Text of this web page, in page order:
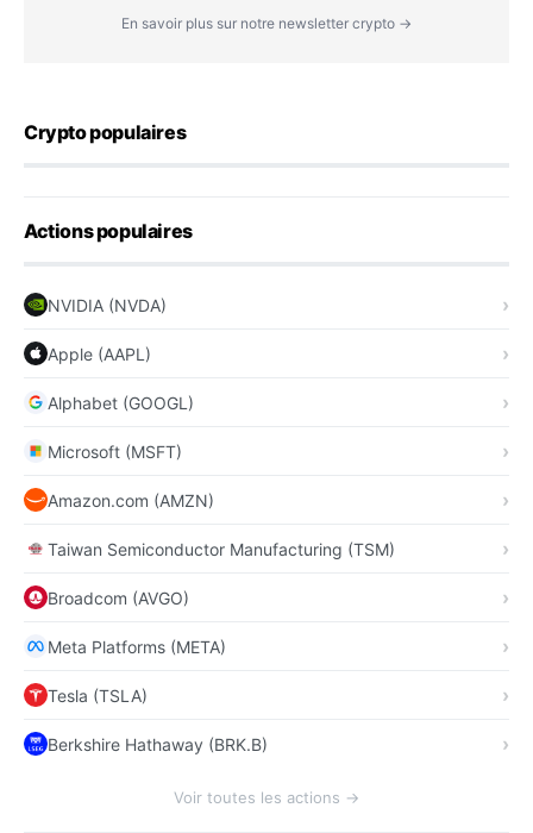
En savoir plus sur notre newsletter crypto →
Crypto populaires
Actions populaires
NVIDIA (NVDA)
Apple (AAPL)
Alphabet (GOOGL)
Microsoft (MSFT)
Amazon.com (AMZN)
Taiwan Semiconductor Manufacturing (TSM)
Broadcom (AVGO)
Meta Platforms (META)
Tesla (TSLA)
Berkshire Hathaway (BRK.B)
Voir toutes les actions →